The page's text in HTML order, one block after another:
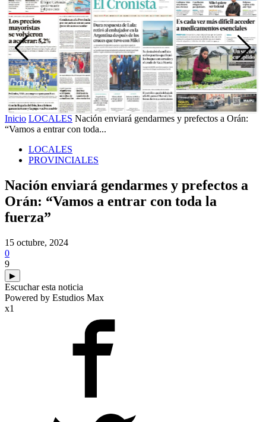
Inicio LOCALES Nación enviará gendarmes y prefectos a Orán:
“Vamos a entrar con toda...
LOCALES
PROVINCIALES
Nación enviará gendarmes y prefectos a
Orán: “Vamos a entrar con toda la
fuerza”
15 octubre, 2024
0
9
▶
Escuchar esta noticia
Powered by Estudios Max
x1